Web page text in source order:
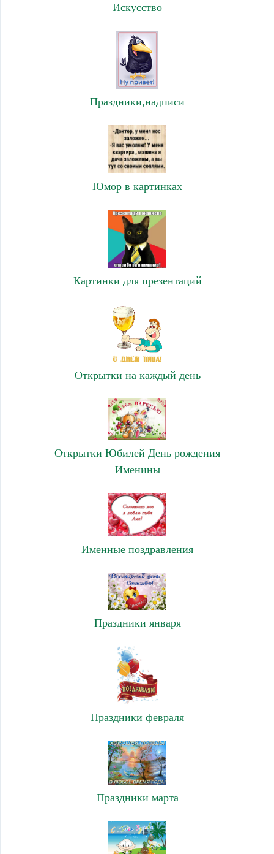
Искусство
Праздники,надписи
Юмор в картинках
Картинки для презентаций
Открытки на каждый день
Открытки Юбилей День рождения
Именины
Именные поздравления
Праздники января
Праздники февраля
Праздники марта